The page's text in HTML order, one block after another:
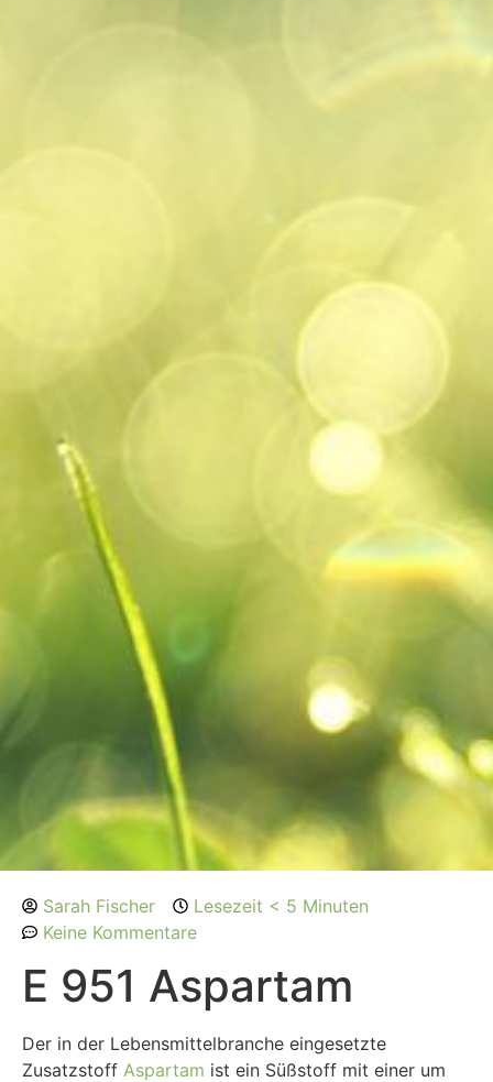
Sarah Fischer
Lesezeit < 5 Minuten
Keine Kommentare
E 951 Aspartam
Der in der Lebensmittelbranche eingesetzte
Zusatzstoff Aspartam ist ein Süßstoff mit einer um